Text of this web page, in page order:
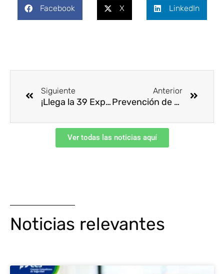
Facebook X LinkedIn
Siguiente
¡Llega la 39 Expo CCS! La vitrina de la seguridad integral abre sus puertas sin costo
Anterior
Prevención de riesgos en la recolección de residuos urbanos
Ver todas las noticias aquí
Noticias relevantes